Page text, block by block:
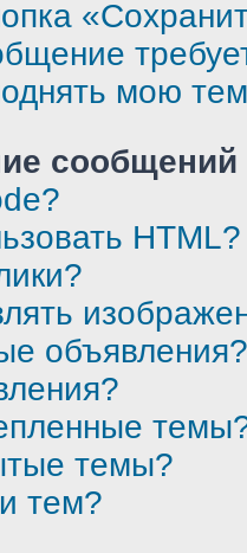
мою
HTML?
объявления?
темы?
тем?